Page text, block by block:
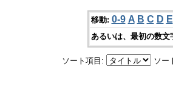
移動: 0-9 A B C D E
あるいは、最初の数
ソート項目: ソー